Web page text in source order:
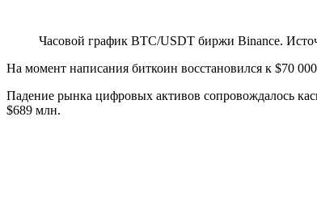
Часовой график BTC/USDT биржи Binance.
На момент написания биткоин восстановился к $70
Падение рынка цифровых активов сопровождалось
$689 млн.